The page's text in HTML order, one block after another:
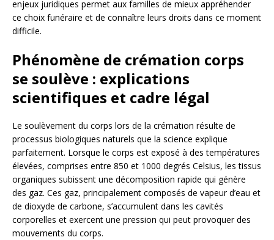
enjeux juridiques permet aux familles de mieux appréhender
ce choix funéraire et de connaître leurs droits dans ce moment
difficile.
Phénomène de crémation corps
se soulève : explications
scientifiques et cadre légal
Le soulèvement du corps lors de la crémation résulte de
processus biologiques naturels que la science explique
parfaitement. Lorsque le corps est exposé à des températures
élevées, comprises entre 850 et 1000 degrés Celsius, les tissus
organiques subissent une décomposition rapide qui génère
des gaz. Ces gaz, principalement composés de vapeur d’eau et
de dioxyde de carbone, s’accumulent dans les cavités
corporelles et exercent une pression qui peut provoquer des
mouvements du corps.